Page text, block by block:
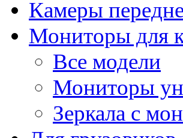
Камеры
Мониторы для
Все модели
Мониторы
Зеркала с